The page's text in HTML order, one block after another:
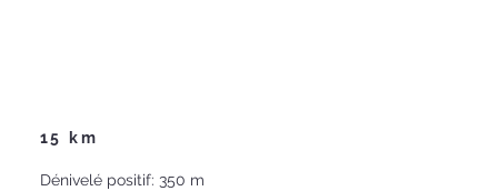
15 km
Dénivelé positif: 350 m